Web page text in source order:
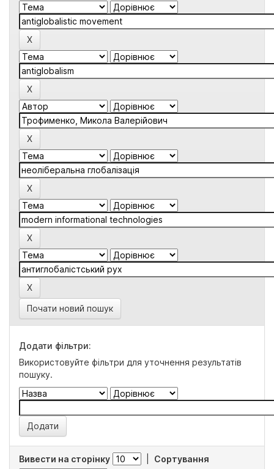
Почати новий пошук
Додати фільтри:
Використовуйте фільтри для уточнення результатів
пошуку.
Вивести на сторінку
Сортування